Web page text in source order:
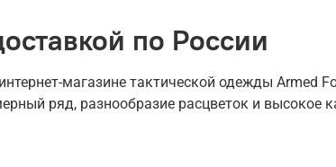
по России
магазине тактической одежды Armed
ряд, разнообразие расцветок и высокое